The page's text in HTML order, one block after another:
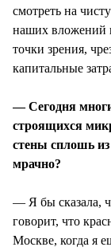
смотреть на
наших вложений
точки зрения,
капитальные
— Сегодня
строящихся
стены сплошь
мрачно?
— Я бы сказала,
говорит, что
Москве, когда я